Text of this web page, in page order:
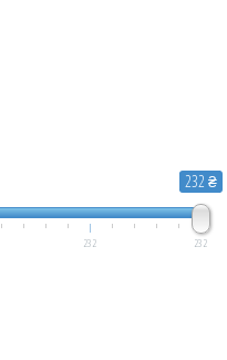
232 ₴
232 232